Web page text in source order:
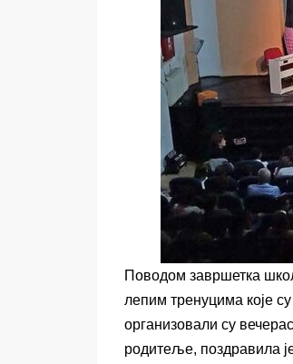
Поводом завршетка
лепим тренуцима које
организовали су
родитеље, поздравила